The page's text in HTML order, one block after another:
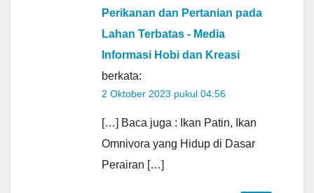
Perikanan dan Pertanian pada
Lahan Terbatas - Media
Informasi Hobi dan Kreasi
berkata:
2 Oktober 2023 pukul 04:56
[…] Baca juga : Ikan Patin, Ikan
Omnivora yang Hidup di Dasar
Perairan […]